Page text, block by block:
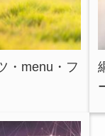
・menu・フ